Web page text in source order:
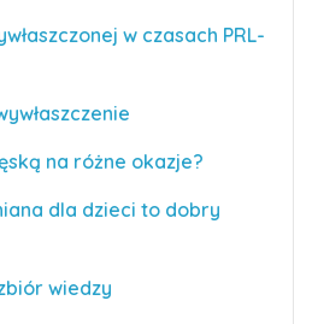
w czasach PRL-
na różne okazje?
dla dzieci to dobry
wiedzy